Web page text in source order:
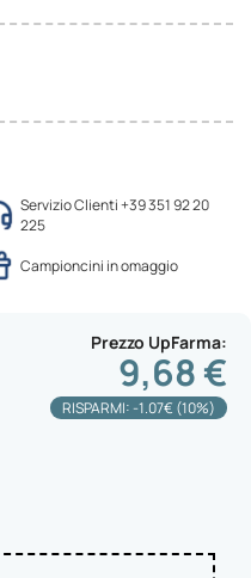
Servizio Clienti +39 351 92 20
225
Campioncini in omaggio
Prezzo UpFarma
9,68 €
RISPARMI: -1.07€ (10%)